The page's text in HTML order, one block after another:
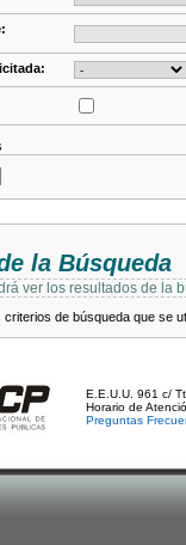
la Búsqueda
ver los resultados de la
de búsqueda que se
E.E.U.U. 961 c/
Horario de
Preguntas